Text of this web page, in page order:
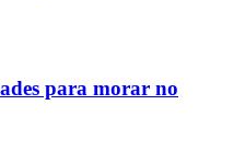
para morar no